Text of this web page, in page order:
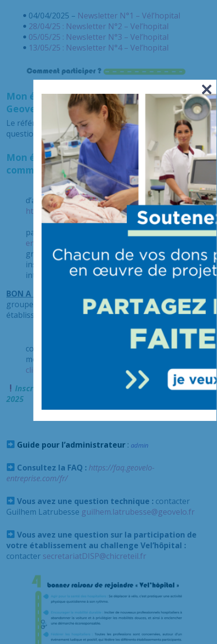
04/04/2025 – Newsletter N°1 – Vél’hopital
28/04/25 : Newsletter N°2 – Vel’hopital
05/05/25 : Newsletter N°3 – Vel’hopital
13/05/25 : Newsletter N°4 – Vel’hopital
Mon établissement a déjà une communauté
Geovelo Entreprise ?
Le référent vélo désigné de mon hôpital complète le
questionnaire en cliquant ici.
Mon établissement n’a pas encore de
communauté Geovelo Entreprise ?
En êtes-vous sûrs ? Nous vous invitons à
d’abord le vérifier via le moteur de recherche sur
https://geovelo.app/fr/communities/
Si, effectivement, votre établissement n’est
pas inscrit, rdv sur le site
https://geovelo-
entreprise.com/
gratuitement ». Vous serez ensuite guidé pour
inscrire votre établissement via le processus
interactif.
BON A SAVOIR :
groupement hospitalier auquel les différents
établissements pourront contribuer.
Une fois que mon établissement a rejoint la
communauté Geovelo, le référent vélo désigné de
mon hôpital complète le questionnaire*
cliquant ici.
Inscription recommandée avant le mardi 15 avril
2025
Guide pour l’administrateur : admin
Consultez la FAQ : https://faq.geovelo-
entreprise.com/fr/
Vous avez une question technique : contacter
Guilhem Latrubesse guilhem.latrubesse@geovelo.fr
Vous avez une question sur la participation de
votre établissement au challenge Vel’hôpital :
contacter secretariatDISP@chicreteil.fr